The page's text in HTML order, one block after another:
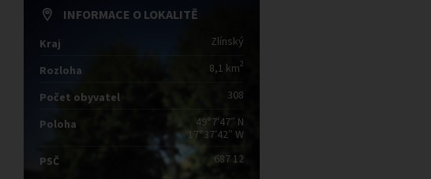
INFORMACE O LOKALITĚ
Kraj Zlínský
Rozloha 8,1 km2
Počet obyvatel 308
Poloha
49°7′47″ N
17°37′42″ W
PSČ
687 12